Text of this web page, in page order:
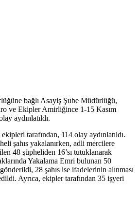
bağlı Asayiş Şube Müdürlüğü,
ve Ekipler Amirliğince 1-15 Kasım
aydınlatıldı.
tarafından, 114 olay aydınlatıldı.
şahıs yakalanırken, adli mercilere
48 şüpheliden 16’sı tutuklanarak
Yakalama Emri bulunan 50
28 şahıs ise ifadelerinin alınması
Ayrıca, ekipler tarafından 35 işyeri